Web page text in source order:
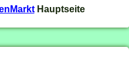
Hauptseite